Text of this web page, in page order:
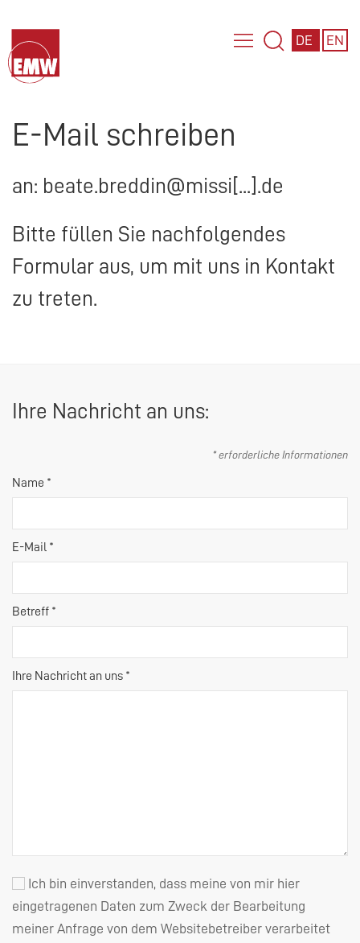
DE EN
E-Mail schreiben
an: beate.breddin@missi[...].de
Bitte füllen Sie nachfolgendes
Formular aus, um mit uns in Kontakt
zu treten.
Ihre Nachricht an uns:
* erforderliche Informationen
Name *
E-Mail *
Betreff *
Ihre Nachricht an uns *
Ich bin einverstanden, dass meine von mir hier
eingetragenen Daten zum Zweck der Bearbeitung
meiner Anfrage von dem Websitebetreiber verarbeitet